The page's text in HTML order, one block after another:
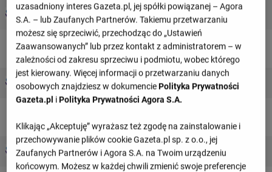
Estudiantes
3 : 0
3 : 0
Defensa y Justicia
środa, 05 sierpnia
Boca Juniors
1 : 0
1 : 0
Estudiantes
sobota, 08 sierpnia
Deportivo Riestra
2 : 0
1 : 0
Estudiantes
uzasadniony interes Gazeta.pl, jej spółki powiązanej – Agora
S.A. – lub Zaufanych Partnerów. Takiemu przetwarzaniu
możesz się sprzeciwić, przechodząc do „Ustawień
Zaawansowanych” lub przez kontakt z administratorem – w
zależności od zakresu sprzeciwu i podmiotu, wobec którego
jest kierowany. Więcej informacji o przetwarzaniu danych
osobowych znajdziesz w dokumenciePolityka Prywatności
Gazeta.pl iPolityka Prywatności Agora S.A.
Klikając „Akceptuję” wyrażasz też zgodę na zainstalowanie i
przechowywanie plików cookie Gazeta.pl sp. z o.o., jej
Zaufanych Partnerów i Agora S.A. na Twoim urządzeniu
końcowym. Możesz w każdej chwili zmienić swoje preferencje